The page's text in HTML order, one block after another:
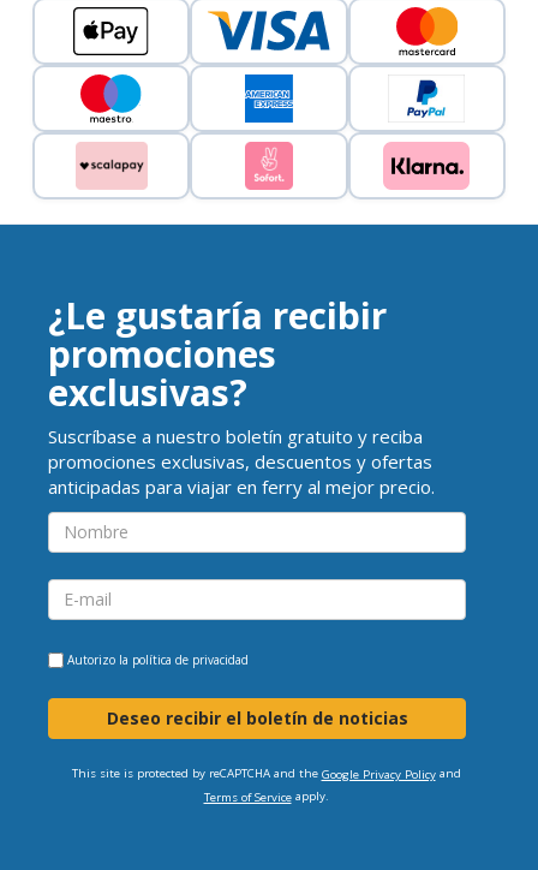
¿Le gustaría recibir
promociones
exclusivas?
Suscríbase a nuestro boletín gratuito y reciba
promociones exclusivas, descuentos y ofertas
anticipadas para viajar en ferry al mejor precio.
Autorizo la política de privacidad
Deseo recibir el boletín de noticias
This site is protected by reCAPTCHA and the Google Privacy Policyand
Terms of Serviceapply.